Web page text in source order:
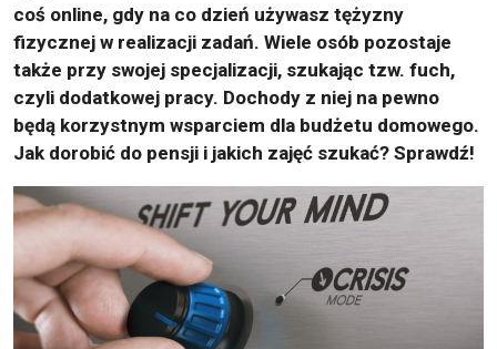
coś online, gdy na co dzień używasz tężyzny
fizycznej w realizacji zadań. Wiele osób pozostaje
także przy swojej specjalizacji, szukając tzw. fuch,
czyli dodatkowej pracy. Dochody z niej na pewno
będą korzystnym wsparciem dla budżetu domowego.
Jak dorobić do pensji i jakich zajęć szukać? Sprawdź!